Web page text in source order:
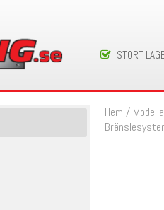
STORT
Hem /